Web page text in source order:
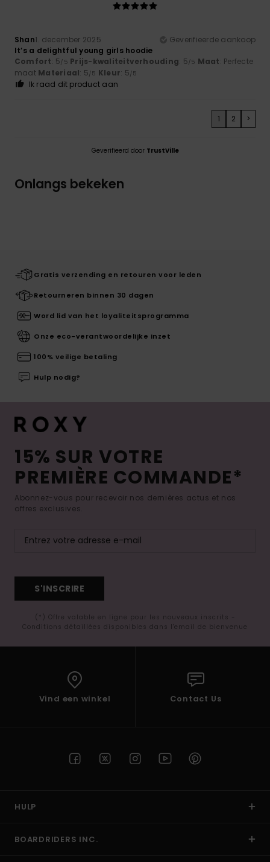
Shan1. december 2025
Geverifieerde aankoop
It’s a delightful young girls hoodie
Comfort: 5/5 Prijs-kwaliteitverhouding: 5/5 Maat: Perfecte
maat Materiaal: 5/5 Kleur: 5/5
Ik raad dit product aan
1 2 >
Geverifieerd door TrustVille
Onlangs bekeken
Gratis verzending en retouren voor leden
Retourneren binnen 30 dagen
Word lid van het loyaliteitsprogramma
Onze eco-verantwoordelijke inzet
100% veilige betaling
Hulp nodig?
15% SUR VOTRE
PREMIÈRE COMMANDE*
Abonnez-vous pour recevoir nos dernières actus et nos
offres exclusives.
S'INSCRIRE
(*) Offre valable en ligne pour les nouveaux inscrits -
Conditions détaillées disponibles dans l'email de bienvenue
Vind een winkel Contact Us
HULP
BOARDRIDERS INC.